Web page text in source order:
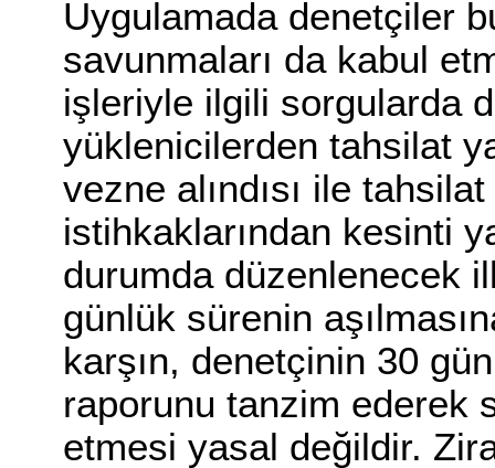
Uygulamada denetçiler
savunmaları da kabul
işleriyle ilgili sorgularda
yüklenicilerden tahsilat
vezne alındısı ile
istihkaklarından kesinti
durumda düzenlenecek
günlük sürenin
karşın, denetçinin 30
raporunu tanzim ederek
etmesi yasal değildir.